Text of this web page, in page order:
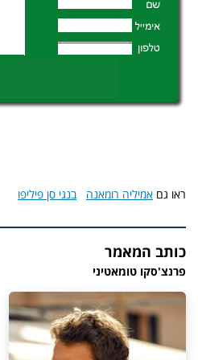
ראו גם אמיליה רומאנה בנגי סן פיליפו
כותב המאמר
פרנצ'סקו טומאטיני